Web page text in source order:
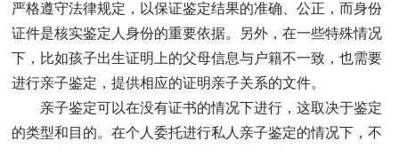
严格遵守法律规定，以保证鉴定结果的准确、公正，而身份
证件是核实鉴定人身份的重要依据。另外，在一些特殊情况
下，比如孩子出生证明上的父母信息与户籍不一致，也需要
进行亲子鉴定，提供相应的证明亲子关系的文件。
亲子鉴定可以在没有证书的情况下进行，这取决于鉴定
的类型和目的。在个人委托进行私人亲子鉴定的情况下，不